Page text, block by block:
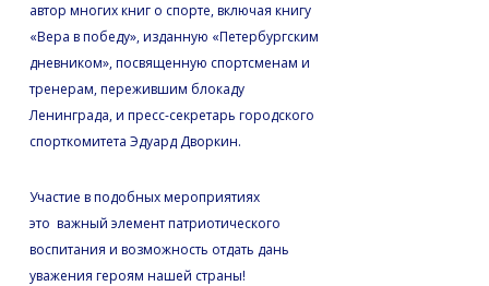
автор многих книг о спорте, включая книгу
«Вера в победу», изданную «Петербургским
дневником», посвященную спортсменам и
тренерам, пережившим блокаду
Ленинграда, и пресс-секретарь городского
спорткомитета Эдуард Дворкин.
Участие в подобных мероприятиях
это важный элемент патриотического
воспитания и возможность отдать дань
уважения героям нашей страны!